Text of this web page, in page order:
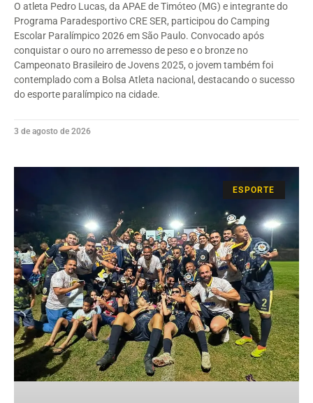
O atleta Pedro Lucas, da APAE de Timóteo (MG) e integrante do
Programa Paradesportivo CRE SER, participou do Camping
Escolar Paralímpico 2026 em São Paulo. Convocado após
conquistar o ouro no arremesso de peso e o bronze no
Campeonato Brasileiro de Jovens 2025, o jovem também foi
contemplado com a Bolsa Atleta nacional, destacando o sucesso
do esporte paralímpico na cidade.
3 de agosto de 2026
ESPORTE